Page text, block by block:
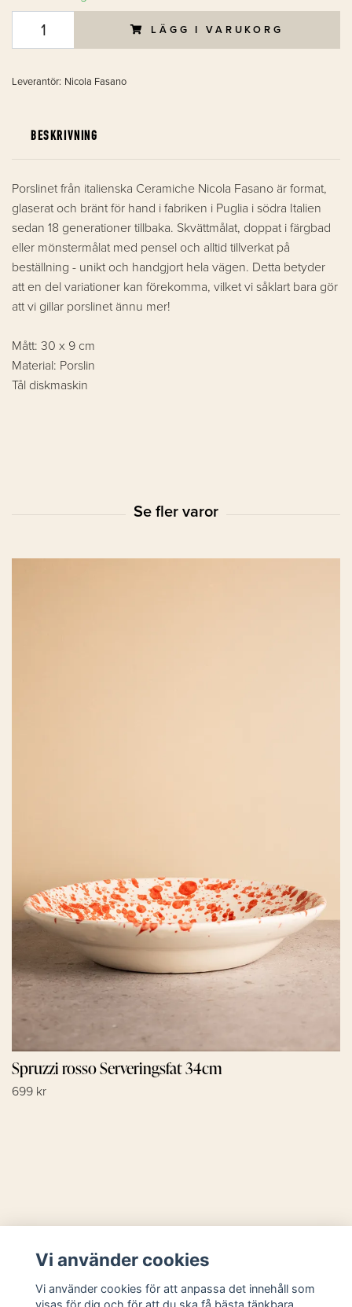
LÄGG I VARUKORG
Leverantör: Nicola Fasano
BESKRIVNING
Porslinet från italienska Ceramiche Nicola Fasano är format,
glaserat och bränt för hand i fabriken i Puglia i södra Italien
sedan 18 generationer tillbaka. Skvättmålat, doppat i färgbad
eller mönstermålat med pensel och alltid tillverkat på
beställning - unikt och handgjort hela vägen. Detta betyder
att en del variationer kan förekomma, vilket vi såklart bara gör
att vi gillar porslinet ännu mer!
Mått: 30 x 9 cm
Material: Porslin
Tål diskmaskin
Spruzzi rosso Serveringsfat 34cm
699 kr
Sociala medier
Vi använder cookies
Vi använder cookies för att anpassa det innehåll som
visas för dig och för att du ska få bästa tänkbara